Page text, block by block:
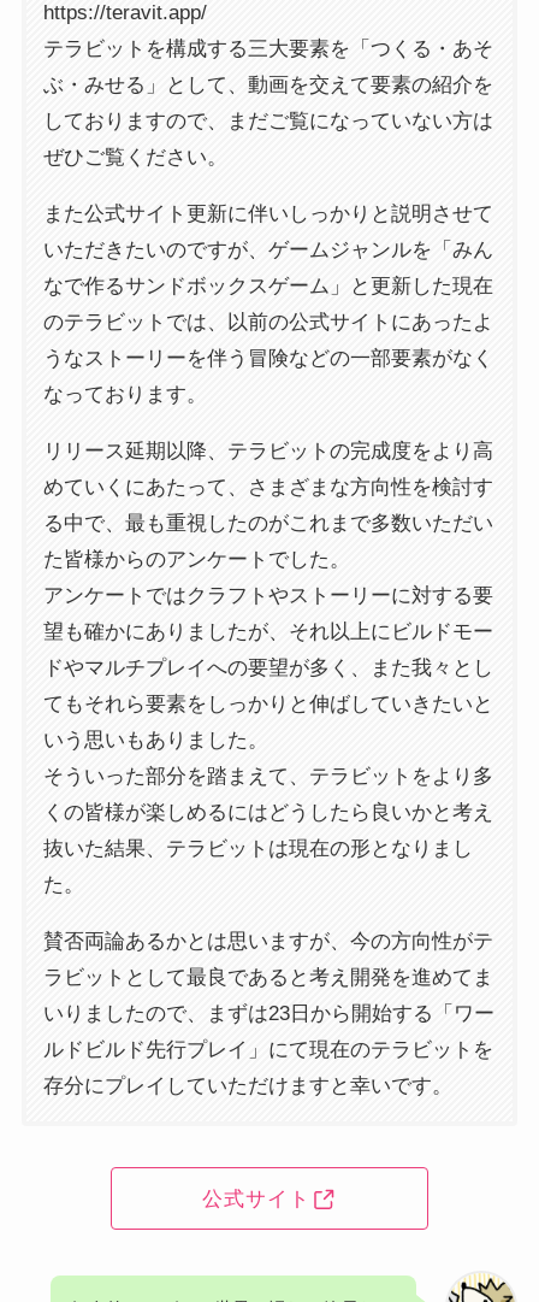
https://teravit.app/
テラビットを構成する三大要素を「つくる・あそ
ぶ・みせる」として、動画を交えて要素の紹介を
しておりますので、まだご覧になっていない方は
ぜひご覧ください。
また公式サイト更新に伴いしっかりと説明させて
いただきたいのですが、ゲームジャンルを「みん
なで作るサンドボックスゲーム」と更新した現在
のテラビットでは、以前の公式サイトにあったよ
うなストーリーを伴う冒険などの一部要素がなく
なっております。
リリース延期以降、テラビットの完成度をより高
めていくにあたって、さまざまな方向性を検討す
る中で、最も重視したのがこれまで多数いただい
た皆様からのアンケートでした。
アンケートではクラフトやストーリーに対する要
望も確かにありましたが、それ以上にビルドモー
ドやマルチプレイへの要望が多く、また我々とし
てもそれら要素をしっかりと伸ばしていきたいと
いう思いもありました。
そういった部分を踏まえて、テラビットをより多
くの皆様が楽しめるにはどうしたら良いかと考え
抜いた結果、テラビットは現在の形となりまし
た。
賛否両論あるかとは思いますが、今の方向性がテ
ラビットとして最良であると考え開発を進めてま
いりましたので、まずは23日から開始する「ワー
ルドビルド先行プレイ」にて現在のテラビットを
存分にプレイしていただけますと幸いです。
公式サイト